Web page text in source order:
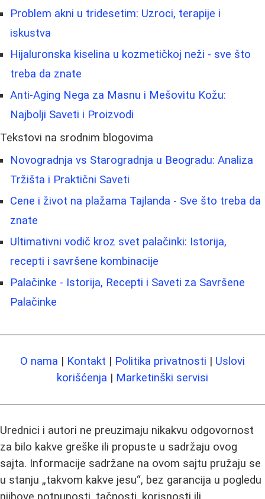
Problem akni u tridesetim: Uzroci, terapije i
iskustva
Hijaluronska kiselina u kozmetičkoj neži - sve što
treba da znate
Anti-Aging Nega za Masnu i Mešovitu Kožu:
Najbolji Saveti i Proizvodi
Tekstovi na srodnim blogovima
Novogradnja vs Starogradnja u Beogradu: Analiza
Tržišta i Praktični Saveti
Cene i život na plažama Tajlanda - Sve što treba da
znate
Ultimativni vodič kroz svet palačinki: Istorija,
recepti i savršene kombinacije
Palačinke - Istorija, Recepti i Saveti za Savršene
Palačinke
O nama | Kontakt | Politika privatnosti | Uslovi
korišćenja | Marketinški servisi
Urednici i autori ne preuzimaju nikakvu odgovornost
za bilo kakve greške ili propuste u sadržaju ovog
sajta. Informacije sadržane na ovom sajtu pružaju se
u stanju „takvom kakve jesu“, bez garancija u pogledu